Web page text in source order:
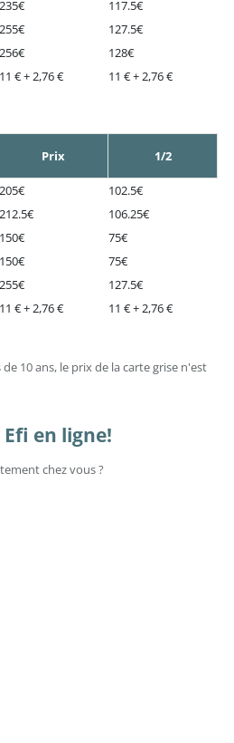
235€
117.5€
255€
127.5€
256€
128€
11 € + 2,76 € 11 € + 2,76 €
Prix 1/2
205€
102.5€
212.5€
106.25€
150€
75€
150€
75€
255€
127.5€
11 € + 2,76 € 11 € + 2,76 €
10 ans, le prix de la carte grise n'est
en ligne!
chez vous ?